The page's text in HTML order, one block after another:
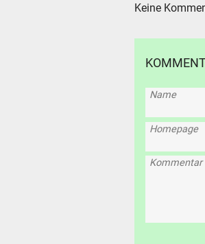
Keine
Name
Homepage
Kommentar